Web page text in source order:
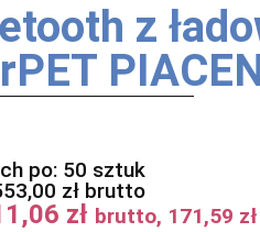
z
po: 50 sztuk
zł brutto
zł brutto, 171,59 zł